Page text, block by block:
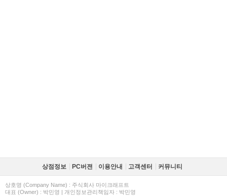
상점정보 PC버젼 이용안내 고객센터 커뮤니티
상호명 (Company Name) : 주식회사 마이크래프트
대표 (Owner) : 박민영 | 개인정보관리책임자 : 박민영